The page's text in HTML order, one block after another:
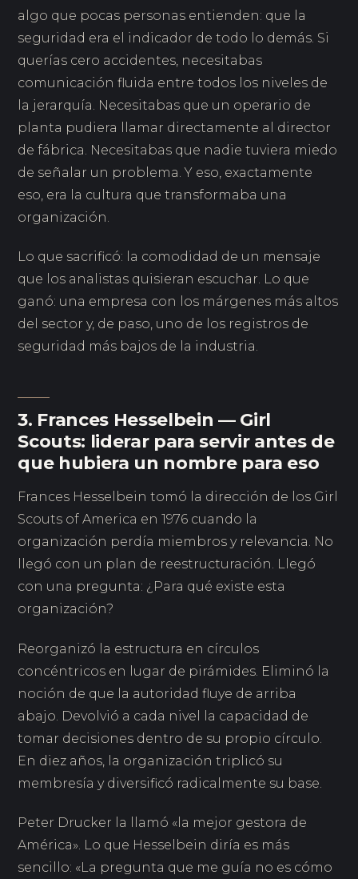
algo que pocas personas entienden: que la
seguridad era el indicador de todo lo demás. Si
querías cero accidentes, necesitabas
comunicación fluida entre todos los niveles de
la jerarquía. Necesitabas que un operario de
planta pudiera llamar directamente al director
de fábrica. Necesitabas que nadie tuviera miedo
de señalar un problema. Y eso, exactamente
eso, era la cultura que transformaba una
organización.
Lo que sacrificó: la comodidad de un mensaje
que los analistas quisieran escuchar. Lo que
ganó: una empresa con los márgenes más altos
del sector y, de paso, uno de los registros de
seguridad más bajos de la industria.
3. Frances Hesselbein — Girl
Scouts: liderar para servir antes de
que hubiera un nombre para eso
Frances Hesselbein tomó la dirección de los Girl
Scouts of America en 1976 cuando la
organización perdía miembros y relevancia. No
llegó con un plan de reestructuración. Llegó
con una pregunta: ¿Para qué existe esta
organización?
Reorganizó la estructura en círculos
concéntricos en lugar de pirámides. Eliminó la
noción de que la autoridad fluye de arriba
abajo. Devolvió a cada nivel la capacidad de
tomar decisiones dentro de su propio círculo.
En diez años, la organización triplicó su
membresía y diversificó radicalmente su base.
Peter Drucker la llamó «la mejor gestora de
América». Lo que Hesselbein diría es más
sencillo: «La pregunta que me guía no es cómo